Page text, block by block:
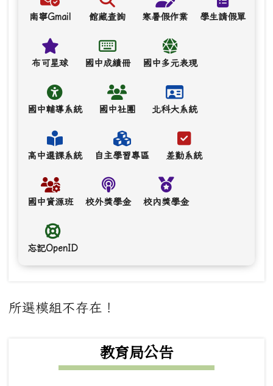
南寧Gmail 館藏查詢 寒暑假作業 學生請假單
布可星球 國中成績冊 國中多元表現
國中輔導系統 國中社團 北科大系統
高中選課系統 自主學習專區 差勤系統
國中資源班 校外獎學金 校內獎學金
忘記OpenID
主內容區域
所選模組不存在！
教育局公告